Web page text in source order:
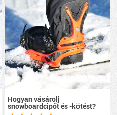
Hogyan vásárolj
snowboardcipőt és -kötést?